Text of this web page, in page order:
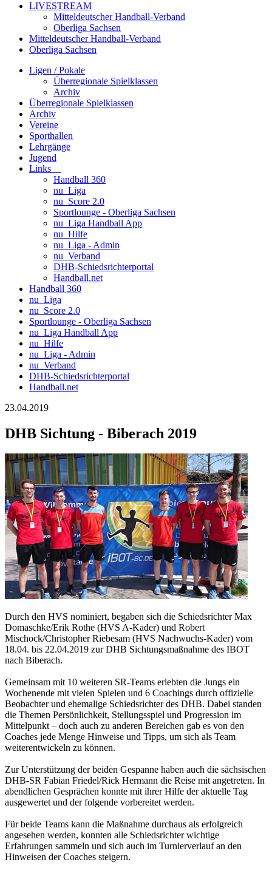
LIVESTREAM
Mitteldeutscher Handball-Verband
Oberliga Sachsen
Mitteldeutscher Handball-Verband
Oberliga Sachsen
Ligen / Pokale
Überregionale Spielklassen
Archiv
Überregionale Spielklassen
Archiv
Vereine
Sporthallen
Lehrgänge
Jugend
Links
Handball 360
nu_Liga
nu_Score 2.0
Sportlounge - Oberliga Sachsen
nu_Liga Handball App
nu_Hilfe
nu_Liga - Admin
nu_Verband
DHB-Schiedsrichterportal
Handball.net
Handball 360
nu_Liga
nu_Score 2.0
Sportlounge - Oberliga Sachsen
nu_Liga Handball App
nu_Hilfe
nu_Liga - Admin
nu_Verband
DHB-Schiedsrichterportal
Handball.net
23.04.2019
DHB Sichtung - Biberach 2019
Durch den HVS nominiert, begaben sich die Schiedsrichter Max
Domaschke/Erik Rothe (HVS A-Kader) und Robert
Mischock/Christopher Riebesam (HVS Nachwuchs-Kader) vom
18.04. bis 22.04.2019 zur DHB Sichtungsmaßnahme des IBOT
nach Biberach.
Gemeinsam mit 10 weiteren SR-Teams erlebten die Jungs ein
Wochenende mit vielen Spielen und 6 Coachings durch offizielle
Beobachter und ehemalige Schiedsrichter des DHB. Dabei standen
die Themen Persönlichkeit, Stellungsspiel und Progression im
Mittelpunkt – doch auch zu anderen Bereichen gab es von den
Coaches jede Menge Hinweise und Tipps, um sich als Team
weiterentwickeln zu können.
Zur Unterstützung der beiden Gespanne haben auch die sächsischen
DHB-SR Fabian Friedel/Rick Hermann die Reise mit angetreten. In
abendlichen Gesprächen konnte mit ihrer Hilfe der aktuelle Tag
ausgewertet und der folgende vorbereitet werden.
Für beide Teams kann die Maßnahme durchaus als erfolgreich
angesehen werden, konnten alle Schiedsrichter wichtige
Erfahrungen sammeln und sich auch im Turnierverlauf an den
Hinweisen der Coaches steigern.